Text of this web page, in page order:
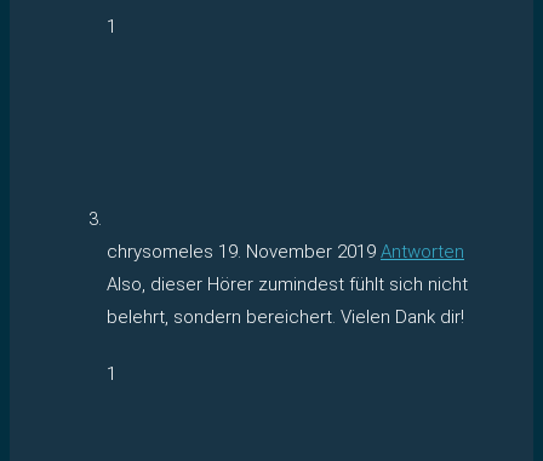
1
chrysomeles 19. November 2019 Antworten
Also, dieser Hörer zumindest fühlt sich nicht
belehrt, sondern bereichert. Vielen Dank dir!
1